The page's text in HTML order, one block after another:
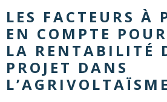
LES FACTEURS À
EN COMPTE
LA RENTABILITÉ
PROJET DANS